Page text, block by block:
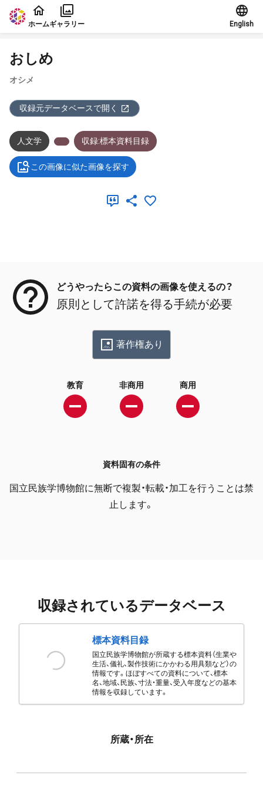
本文に飛ぶ
ホームギャラリー English
おしめ
オシメ
収録元データベースで開く
人文学 収録:標本資料目録
この画像に似た画像を探す
どうやったらこの資料の画像を使えるの？
原則として許諾を得る手続が必要
著作権あり
教育 非商用 商用
資料固有の条件
国立民族学博物館に無断で複製・転載・加工を行うことは禁
止します。
収録されているデータベース
標本資料目録
国立民族学博物館が所蔵する標本資料（生業や
生活、儀礼、製作技術にかかわる用具類など）の
情報です。ほぼすべての資料について、標本
名、地域、民族、寸法・重量、受入年度などの基本
情報を収録しています。
所蔵・所在